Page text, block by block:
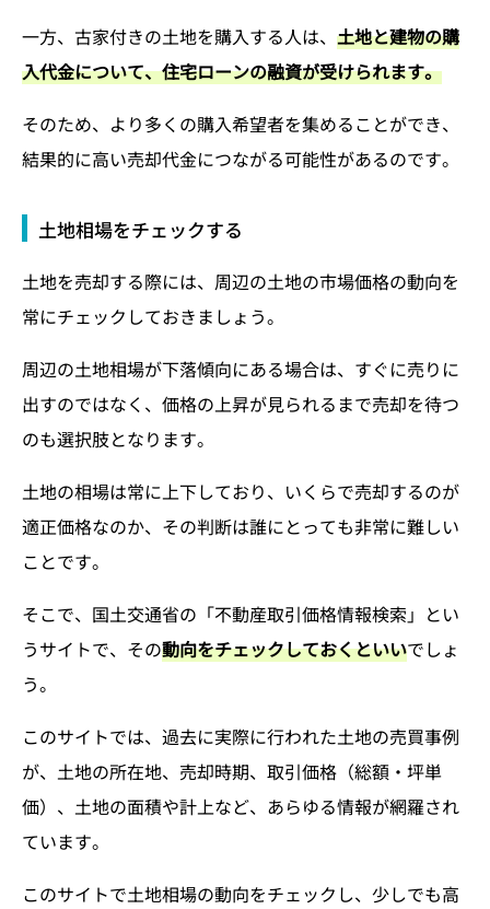
一方、古家付きの土地を購入する人は、 土地と建物の購
入代金について、住宅ローンの融資が受けられます。
そのため、より多くの購入希望者を集めることができ、
結果的に高い売却代金につながる可能性があるのです。
土地相場をチェックする
土地を売却する際には、周辺の土地の市場価格の動向を
常にチェックしておきましょう。
周辺の土地相場が下落傾向にある場合は、すぐに売りに
出すのではなく、価格の上昇が見られるまで売却を待つ
のも選択肢となります。
土地の相場は常に上下しており、いくらで売却するのが
適正価格なのか、その判断は誰にとっても非常に難しい
ことです。
そこで、国土交通省の「不動産取引価格情報検索」とい
うサイトで、その動向をチェックしておくといいでしょ
う。
このサイトでは、過去に実際に行われた土地の売買事例
が、土地の所在地、売却時期、取引価格（総額・坪単
価）、土地の面積や計上など、あらゆる情報が網羅され
ています。
このサイトで土地相場の動向をチェックし、少しでも高